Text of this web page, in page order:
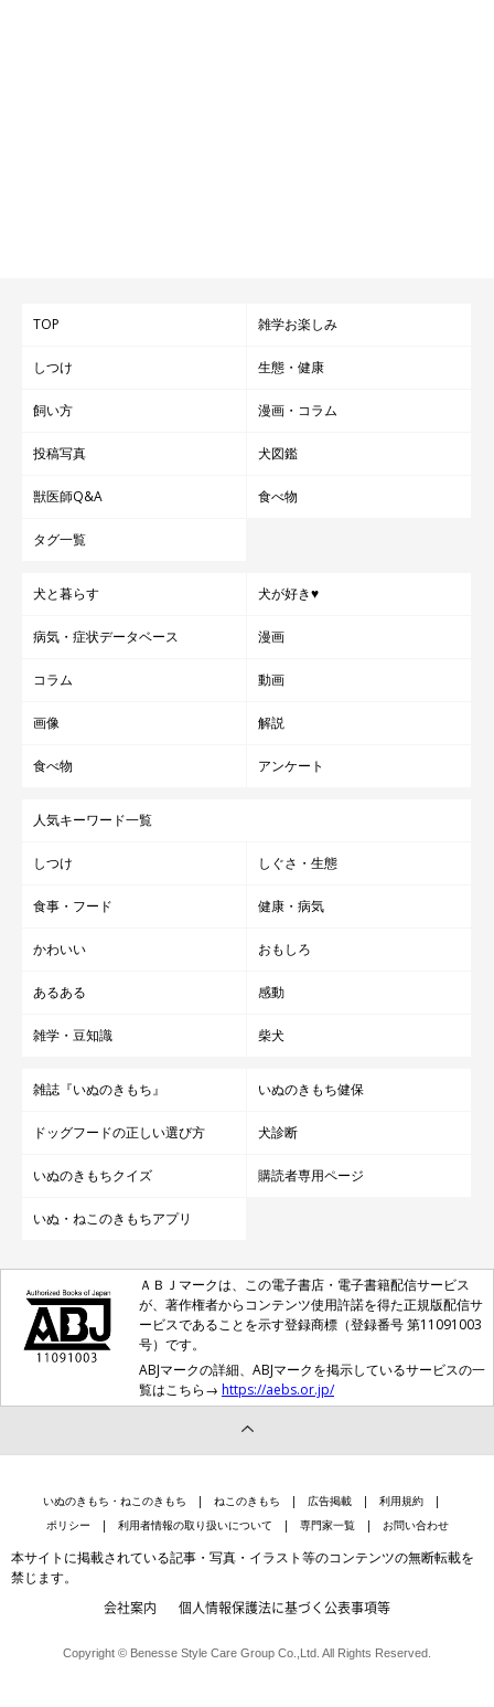
TOP 雑学お楽しみ
しつけ 生態・健康
飼い方 漫画・コラム
投稿写真 犬図鑑
獣医師Q&A 食べ物
タグ一覧
犬と暮らす 犬が好き♥
病気・症状データベース 漫画
コラム 動画
画像 解説
食べ物 アンケート
人気キーワード一覧
しつけ しぐさ・生態
食事・フード 健康・病気
かわいい おもしろ
あるある 感動
雑学・豆知識 柴犬
雑誌『いぬのきもち』 いぬのきもち健保
ドッグフードの正しい選び方 犬診断
いぬのきもちクイズ 購読者専用ページ
いぬ・ねこのきもちアプリ
ＡＢＪマークは、この電子書店・電子書籍配信サービス
が、著作権者からコンテンツ使用許諾を得た正規版配信サ
ービスであることを示す登録商標（登録番号 第11091003
号）です。
ABJマークの詳細、ABJマークを掲示しているサービスの一
覧はこちら→ https://aebs.or.jp/
いぬのきもち・ねこのきもち ねこのきもち 広告掲載
利用規約
ポリシー
利用者情報の取り扱いについて 専門家一覧 お問い合わせ
本サイトに掲載されている記事・写真・イラスト等のコンテンツの無断転載を
禁じます。
会社案内 個人情報保護法に基づく公表事項等
Copyright © Benesse Style Care Group Co.,Ltd. All Rights Reserved.